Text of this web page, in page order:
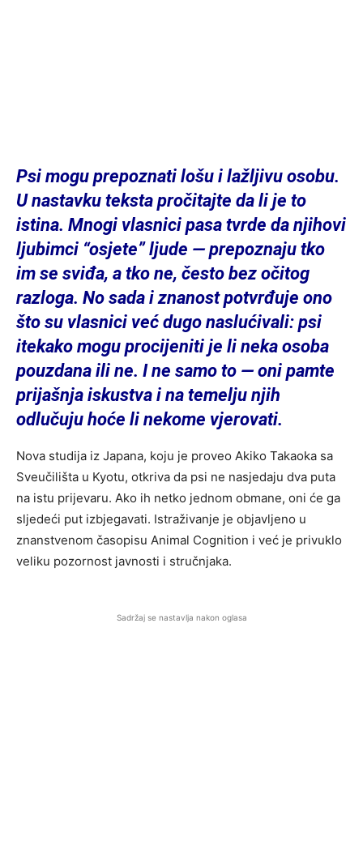
Psi mogu prepoznati lošu i lažljivu osobu.
U nastavku teksta pročitajte da li je to
istina. Mnogi vlasnici pasa tvrde da njihovi
ljubimci “osjete” ljude — prepoznaju tko
im se sviđa, a tko ne, često bez očitog
razloga. No sada i znanost potvrđuje ono
što su vlasnici već dugo naslućivali: psi
itekako mogu procijeniti je li neka osoba
pouzdana ili ne. I ne samo to — oni pamte
prijašnja iskustva i na temelju njih
odlučuju hoće li nekome vjerovati.
Nova studija iz Japana, koju je proveo Akiko Takaoka sa
Sveučilišta u Kyotu, otkriva da psi ne nasjedaju dva puta
na istu prijevaru. Ako ih netko jednom obmane, oni će ga
sljedeći put izbjegavati. Istraživanje je objavljeno u
znanstvenom časopisu Animal Cognition i već je privuklo
veliku pozornost javnosti i stručnjaka.
Sadržaj se nastavlja nakon oglasa